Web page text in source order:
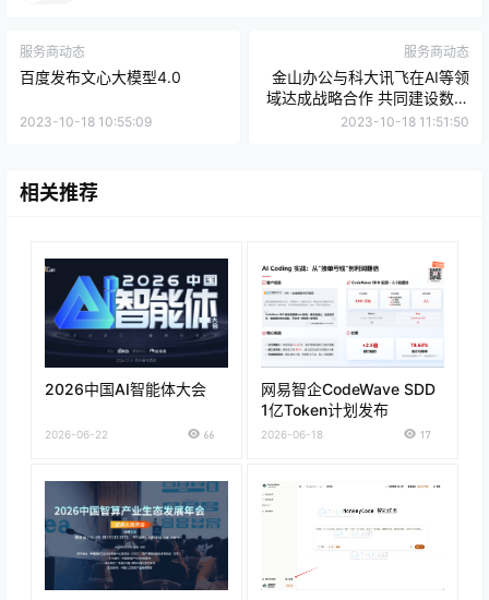
服务商动态
百度发布文心大模型4.0
2023-10-18 10:55:09
服务商动态
金山办公与科大讯飞在AI等领
域达成战略合作 共同建设数字
化和智能化服务生态
2023-10-18 11:51:50
相关推荐
2026中国AI智能体大会
2026-06-22 66
网易智企CodeWave SDD
1亿Token计划发布
2026-06-18 17